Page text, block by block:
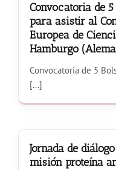
Convocatoria de
para asistir al
Europea de
Hamburgo
Convocatoria de 5
[...]
Jornada de
misión proteína